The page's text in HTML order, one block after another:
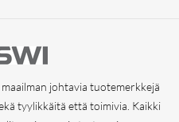
johtavia tuotemerkkejä
tyylikkäitä että toimivia. Kaikki